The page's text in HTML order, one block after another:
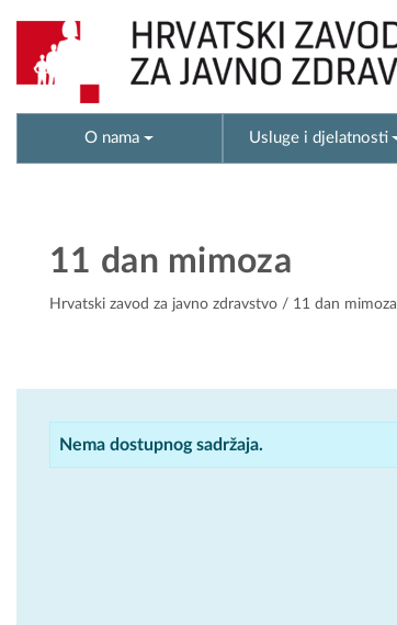
O nama Usluge i djelatnosti
11 dan mimoza
Hrvatski zavod za javno zdravstvo / 11 dan mimoza
Nema dostupnog sadržaja.